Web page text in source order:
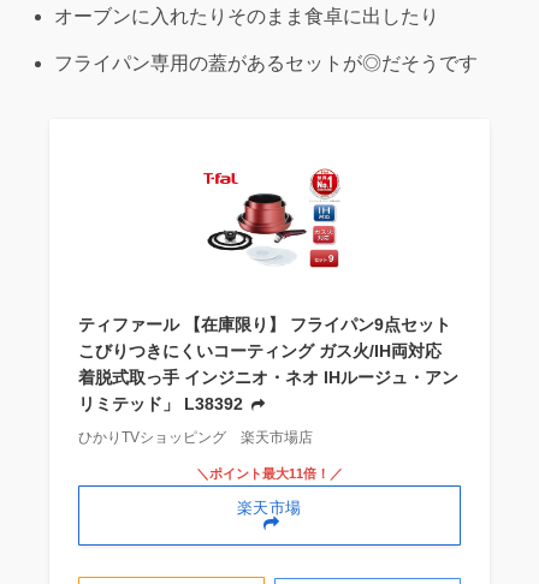
オーブンに入れたりそのまま食卓に出したり
フライパン専用の蓋があるセットが◎だそうです
ティファール 【在庫限り】 フライパン9点セット
こびりつきにくいコーティング ガス火/IH両対応
着脱式取っ手 インジニオ・ネオ IHルージュ・アン
リミテッド」 L38392
ひかりTVショッピング 楽天市場店
＼ポイント最大11倍！／
楽天市場